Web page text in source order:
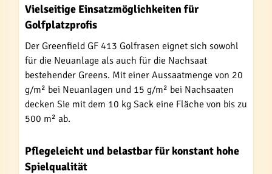
Vielseitige Einsatzmöglichkeiten für
Golfplatzprofis
Der Greenfield GF 413 Golfrasen eignet sich sowohl
für die Neuanlage als auch für die Nachsaat
bestehender Greens. Mit einer Aussaatmenge von 20
g/m² bei Neuanlagen und 15 g/m² bei Nachsaaten
decken Sie mit dem 10 kg Sack eine Fläche von bis zu
500 m² ab.
Pflegeleicht und belastbar für konstant hohe
Spielqualität